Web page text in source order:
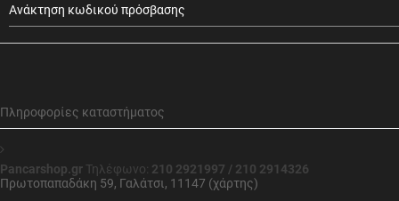
Ανάκτηση κωδικού πρόσβασης
Πληροφορίες καταστήματος
Pancarshop.gr Τηλέφωνο: 210 2921997 / 210 2914326
Πρωτοπαπαδάκη 59, Γαλάτσι, 11147 (χάρτης)